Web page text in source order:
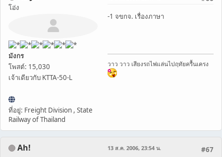
โอ่ง
มังกร
โพสต์: 15,030
เจ้าเดียวกับ KTTA-50-L
ที่อยู่: Freight Division , State
Railway of Thailand
-1 จขกจ. เรื่องภาษา
วาว วาว เสียงรถไฟแล่นไปฤทัยครื้นเครง
Ah! #67
13 ส.ค. 2006, 23:54 น.